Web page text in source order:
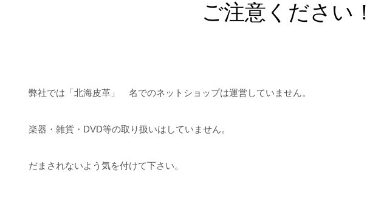
ご注意ください
弊社では「北海皮革」 名でのネットショップは運営していません。
楽器・雑貨・DVD等の取り扱いはしていません。
だまされないよう気を付けて下さい。